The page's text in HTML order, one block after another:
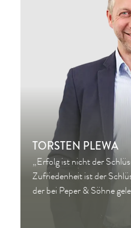
TORSTEN PLEWA
„Erfolg ist nicht der
Zufriedenheit ist der
der bei Peper & Söhne